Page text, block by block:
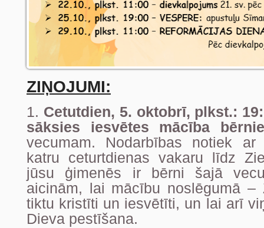
ZIŅOJUMI:
1. Cetutdien, 5. oktobrī, plkst.:
sāksies iesvētes mācība
vecumam. Nodarbības notiek ar
katru ceturtdienas vakaru līdz
jūsu ģimenēs ir bērni šajā
aicinām, lai mācību noslēgumā –
tiktu kristīti un iesvētīti, un lai arī
Dieva pestīšana.